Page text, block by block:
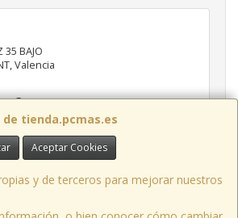
tienda.pcmas.es
Aceptar Cookies
y de terceros para mejorar nuestros
35 BAJO
,Valencia